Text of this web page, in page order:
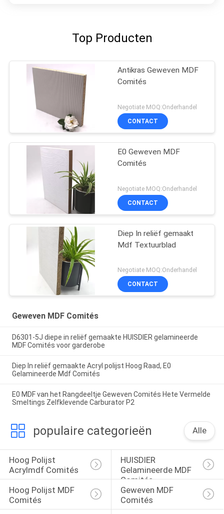
Top Producten
Antikras Geweven MDF
Comités
Negotiate MOQ:Onderhandel
CONTACT
E0 Geweven MDF
Comités
Negotiate MOQ:Onderhandel
CONTACT
Diep In reliëf gemaakt
Mdf Textuurblad
Negotiate MOQ:Onderhandel
CONTACT
Geweven MDF Comités
D6301-5J diepe in reliëf gemaakte HUISDIER gelamineerde
MDF Comités voor garderobe
Diep In reliëf gemaakte Acryl polijst Hoog Raad, E0
Gelamineerde Mdf Comités
E0 MDF van het Rangdeeltje Geweven Comités Hete Vermelde
Smeltings Zelfklevende Carburator P2
populaire categorieën Alle
Hoog Polijst
Acrylmdf Comités
HUISDIER
Gelamineerde MDF
Comités
Hoog Polijst MDF
Comités
Geweven MDF
Comités